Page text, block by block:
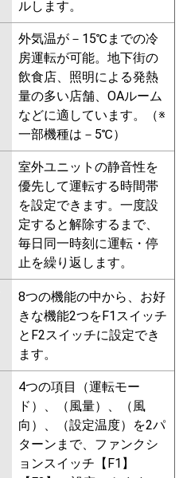
ルします。
外気温が－15℃までの冷
房運転が可能。地下街の
飲食店、照明による発熱
量の多い店舗、OAルーム
などに適しています。（※
一部機種は－5℃）
室外ユニットの静音性を
優先して運転する時間帯
を設定できます。一度設
定すると解除するまで、
毎日同一時刻に運転・停
止を繰り返します。
8つの機能の中から、お好
きな機能2つをF1スイッチ
とF2スイッチに設定でき
ます。
4つの項目（運転モー
ド）、（風量）、（風
向）、（設定温度）を2パ
ターンまで、ファンクシ
ョンスイッチ【F1】